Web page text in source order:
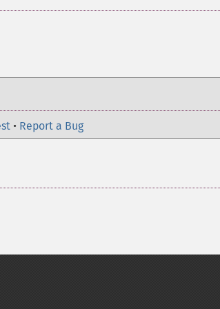
• Report a Bug